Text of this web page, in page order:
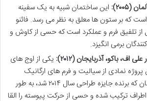
(۲۰۰۵):
این ساختمان شبیه به یک سفینه
که بر ستون ها معلق به نظر می رسد. فائنو
از تلفیق فرم و عملکرد است که حسی از کاوش و
برمی انگیزد.
اف، باکو، آذربایجان (۲۰۱۲):
یکی از اوج های
پروژه نمادی از سیالیت و فرم های ارگانیک
است. این ساختمان که برنده جایزه طراحی سال ۲۰۱۴ شد، به طور
اطراف ترکیب شده و حسی از حرکت پیوسته را القا